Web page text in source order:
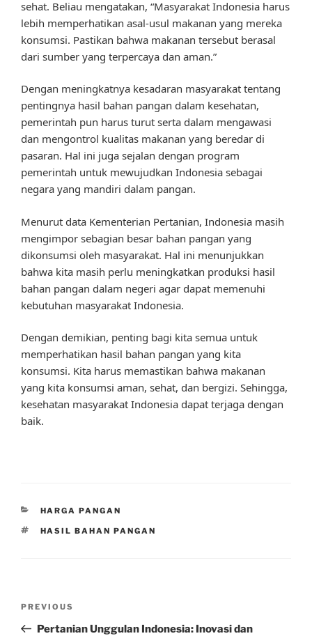
sehat. Beliau mengatakan, “Masyarakat Indonesia harus
lebih memperhatikan asal-usul makanan yang mereka
konsumsi. Pastikan bahwa makanan tersebut berasal
dari sumber yang terpercaya dan aman.”
Dengan meningkatnya kesadaran masyarakat tentang
pentingnya hasil bahan pangan dalam kesehatan,
pemerintah pun harus turut serta dalam mengawasi
dan mengontrol kualitas makanan yang beredar di
pasaran. Hal ini juga sejalan dengan program
pemerintah untuk mewujudkan Indonesia sebagai
negara yang mandiri dalam pangan.
Menurut data Kementerian Pertanian, Indonesia masih
mengimpor sebagian besar bahan pangan yang
dikonsumsi oleh masyarakat. Hal ini menunjukkan
bahwa kita masih perlu meningkatkan produksi hasil
bahan pangan dalam negeri agar dapat memenuhi
kebutuhan masyarakat Indonesia.
Dengan demikian, penting bagi kita semua untuk
memperhatikan hasil bahan pangan yang kita
konsumsi. Kita harus memastikan bahwa makanan
yang kita konsumsi aman, sehat, dan bergizi. Sehingga,
kesehatan masyarakat Indonesia dapat terjaga dengan
baik.
CATEGORIES
HARGA PANGAN
TAGS
HASIL BAHAN PANGAN
Previous
Post
PREVIOUS
Pertanian Unggulan Indonesia: Inovasi dan